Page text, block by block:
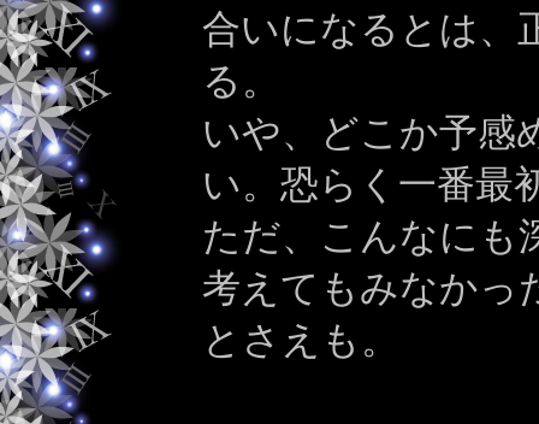
合いになるとは、
る。
いや、どこか予感
い。恐らく一番最
ただ、こんなにも
考えてもみなかっ
とさえも。